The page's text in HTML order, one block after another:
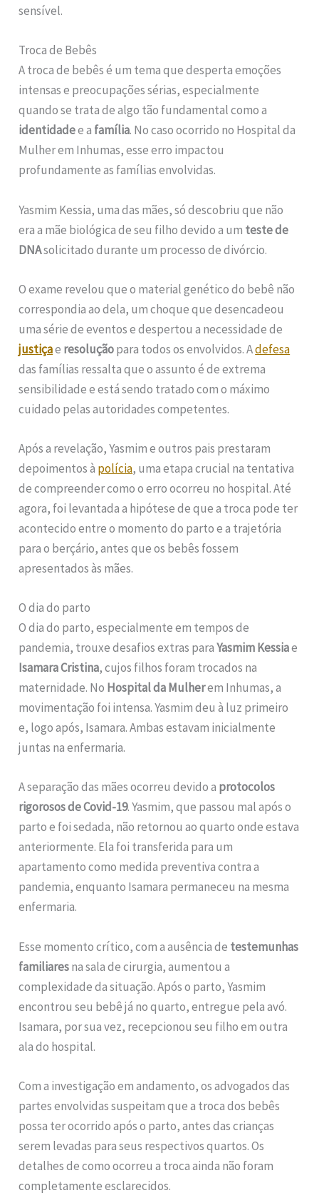
sensível.
Troca de Bebês
A troca de bebês é um tema que desperta emoções
intensas e preocupações sérias, especialmente
quando se trata de algo tão fundamental como a
identidadee a família. No caso ocorrido no Hospital da
Mulher em Inhumas, esse erro impactou
profundamente as famílias envolvidas.
Yasmim Kessia, uma das mães, só descobriu que não
era a mãe biológica de seu filho devido a um teste de
DNAsolicitado durante um processo de divórcio.
O exame revelou que o material genético do bebê não
correspondia ao dela, um choque que desencadeou
uma série de eventos e despertou a necessidade de
justiçae resoluçãopara todos os envolvidos. Adefesa
das famílias ressalta que o assunto é de extrema
sensibilidade e está sendo tratado com o máximo
cuidado pelas autoridades competentes.
Após a revelação, Yasmim e outros pais prestaram
depoimentos à polícia, uma etapa crucial na tentativa
de compreender como o erro ocorreu no hospital. Até
agora, foi levantada a hipótese de que a troca pode ter
acontecido entre o momento do parto e a trajetória
para o berçário, antes que os bebês fossem
apresentados às mães.
O dia do parto
O dia do parto, especialmente em tempos de
pandemia, trouxe desafios extras paraYasmim Kessiae
Isamara Cristina, cujos filhos foram trocados na
maternidade. No Hospital da Mulherem Inhumas, a
movimentação foi intensa. Yasmim deu à luz primeiro
e, logo após, Isamara. Ambas estavam inicialmente
juntas na enfermaria.
A separação das mães ocorreu devido a protocolos
rigorosos de Covid-19. Yasmim, que passou mal após o
parto e foi sedada, não retornou ao quarto onde estava
anteriormente. Ela foi transferida para um
apartamento como medida preventiva contra a
pandemia, enquanto Isamara permaneceu na mesma
enfermaria.
Esse momento crítico, com a ausência de testemunhas
familiaresna sala de cirurgia, aumentou a
complexidade da situação. Após o parto, Yasmim
encontrou seu bebê já no quarto, entregue pela avó.
Isamara, por sua vez, recepcionou seu filho em outra
ala do hospital.
Com a investigação em andamento, os advogados das
partes envolvidas suspeitam que a troca dos bebês
possa ter ocorrido após o parto, antes das crianças
serem levadas para seus respectivos quartos. Os
detalhes de como ocorreu a troca ainda não foram
completamente esclarecidos.